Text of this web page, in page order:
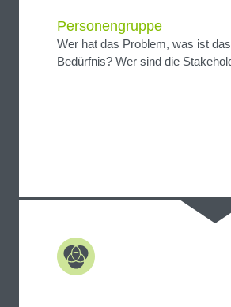
Personengruppe
Wer hat das Problem, was ist
Bedürfnis? Wer sind die